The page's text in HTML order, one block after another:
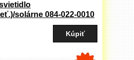
solárne 084-022-0010